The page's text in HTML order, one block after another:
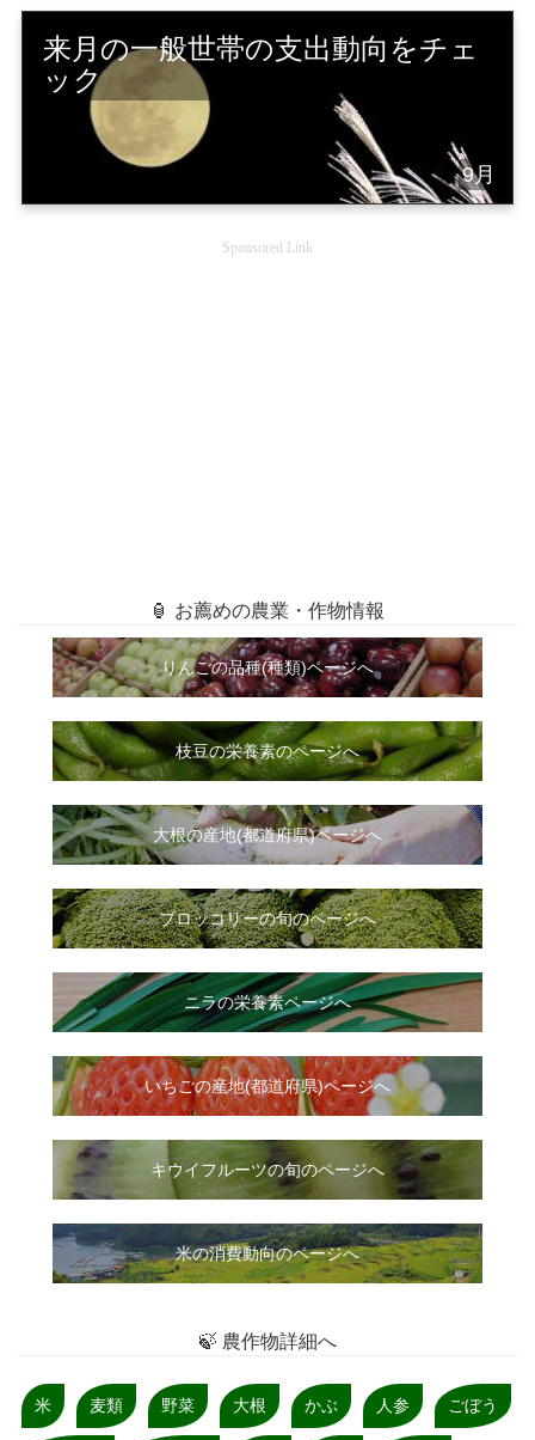
来月の一般世帯の支出動向をチェ
ック
9月
Sponsored Link
🏮 お薦めの農業・作物情報
りんごの品種(種類)ページへ
枝豆の栄養素のページへ
大根の産地(都道府県)ページへ
ブロッコリーの旬のページへ
ニラの栄養素ページへ
いちごの産地(都道府県)ページへ
キウイフルーツの旬のページへ
米の消費動向のページへ
🍃 農作物詳細へ
米 麦類 野菜 大根 かぶ 人参 ごぼう